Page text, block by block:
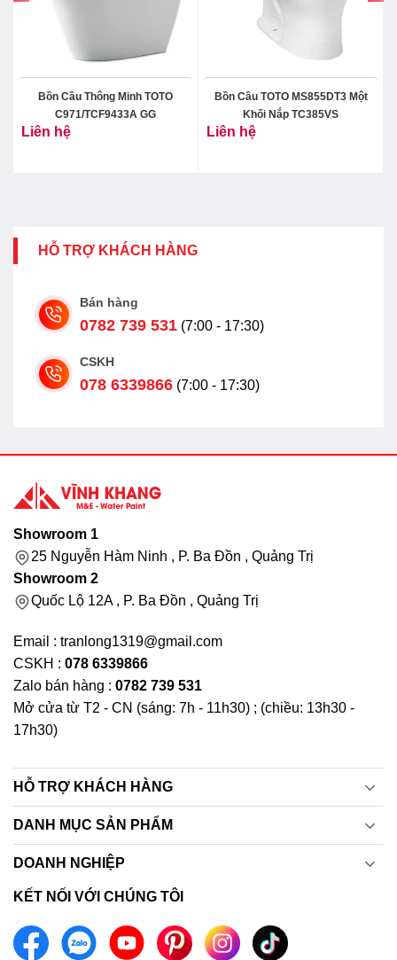
Bồn Cầu Thông Minh TOTO
C971/TCF9433A GG
Liên hệ
Bồn Cầu TOTO MS855DT3 Một
Khối Nắp TC385VS
Liên hệ
HỖ TRỢ KHÁCH HÀNG
Bán hàng
0782 739 531 (7:00 - 17:30)
CSKH
078 6339866 (7:00 - 17:30)
Showroom 1
25 Nguyễn Hàm Ninh , P. Ba Đồn , Quảng Trị
Showroom 2
Quốc Lộ 12A , P. Ba Đồn , Quảng Trị
Email : tranlong1319@gmail.com
CSKH : 078 6339866
Zalo bán hàng : 0782 739 531
Mở cửa từ T2 - CN (sáng: 7h - 11h30) ; (chiều: 13h30 -
17h30)
HỖ TRỢ KHÁCH HÀNG
DANH MỤC SẢN PHẨM
DOANH NGHIỆP
KẾT NỐI VỚI CHÚNG TÔI